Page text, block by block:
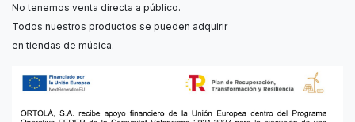
No tenemos venta directa a público.
Todos nuestros productos se pueden adquirir
en tiendas de música.